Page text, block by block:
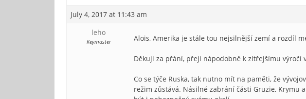
July 4, 2017 at 11:43 am
leho
Keymaster Alois, Amerika je stále tou nejsilnější zemí a rozdíl
Děkuji za přání, přeji nápodobně k zítřejšímu výročí
Co se týče Ruska, tak nutno mít na paměti, že
režim zůstává. Násilné zabrání části Gruzie, Krymu